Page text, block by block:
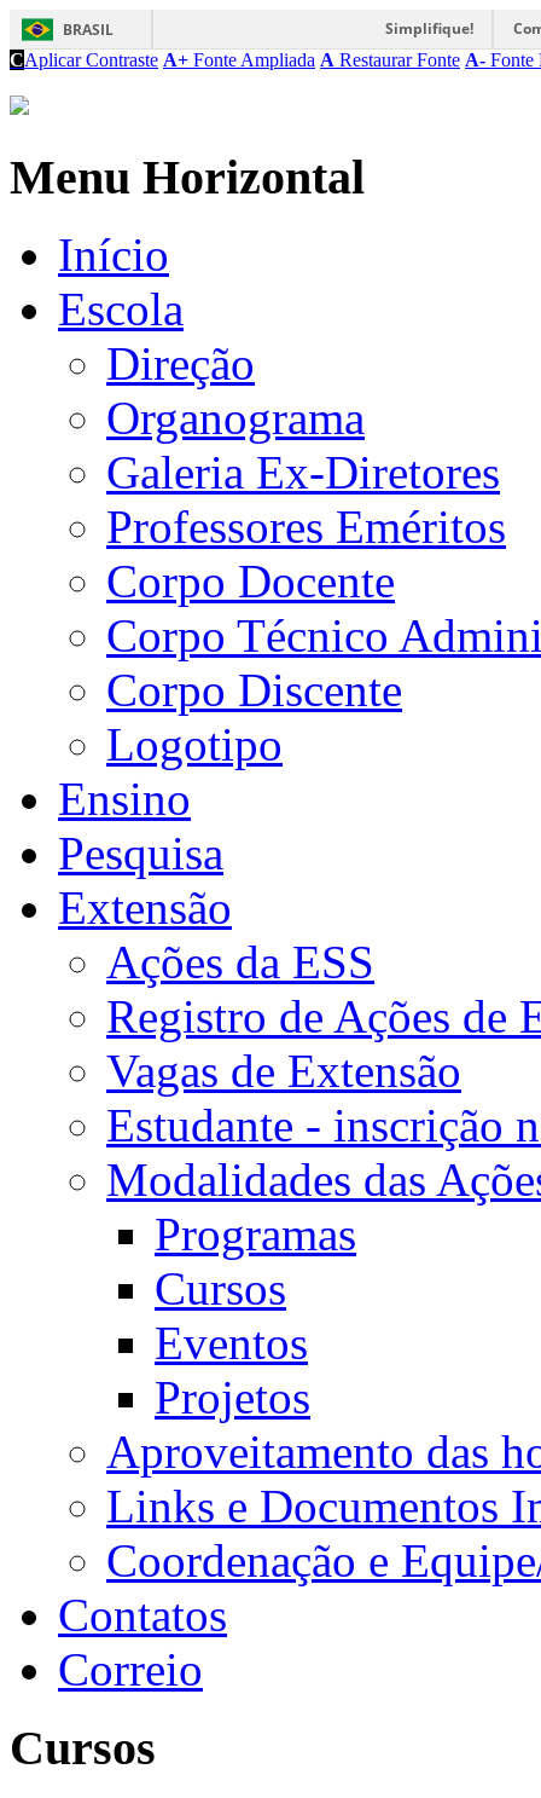
BRASIL Simplifique!
CAplicar Contraste A+ Fonte Ampliada A Restaurar Fonte A- Fonte
Menu Horizontal
Início
Escola
Direção
Organograma
Galeria Ex-Diretores
Professores Eméritos
Corpo Docente
Corpo Técnico
Corpo Discente
Logotipo
Ensino
Pesquisa
Extensão
Ações da ESS
Registro de Ações de
Vagas de Extensão
Estudante - inscrição
Modalidades das
Programas
Cursos
Eventos
Projetos
Aproveitamento das
Links e Documentos
Coordenação e
Contatos
Correio
Cursos